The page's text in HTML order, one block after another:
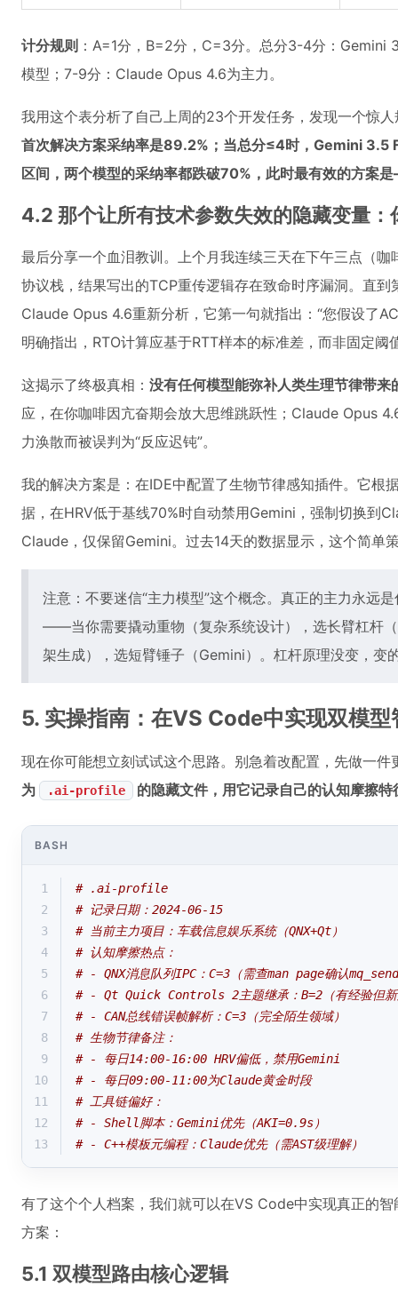
计分规则 ：A=1分，B=2分，C=3分。总分3-4分：Gemini
模型；7-9分：Claude Opus 4.6为主力。
我用这个表分析了自己上周的23个开发任务，发现一个惊人
首次解决方案采纳率是89.2%；当总分≤4时，Gemini
区间，两个模型的采纳率都跌破70%，此时最有效的方案
4.2 那个让所有技术参数失效的隐藏变量：
最后分享一个血泪教训。上个月我连续三天在下午三点（
协议栈，结果写出的TCP重传逻辑存在致命时序漏洞。直
Claude Opus 4.6重新分析，它第一句就指出：“您假设了
明确指出，RTO计算应基于RTT样本的标准差，而非固定阈
这揭示了终极真相： 没有任何模型能弥补人类生理节律带来
应，在你咖啡因亢奋期会放大思维跳跃性；Claude Opus
力涣散而被误判为“反应迟钝”。
我的解决方案是：在IDE中配置了生物节律感知插件。它根
据，在HRV低于基线70%时自动禁用Gemini，强制切换到
Claude，仅保留Gemini。过去14天的数据显示，这个简单
注意：不要迷信“主力模型”这个概念。真正的主力永远
——当你需要撬动重物（复杂系统设计），选长臂杠杆
架生成），选短臂锤子（Gemini）。杠杆原理没变，变
5. 实操指南：在VS Code中实现双模型
现在你可能想立刻试试这个思路。别急着改配置，先做一件
为
.ai-profile 的隐藏文件，用它记录自己的认知摩擦特
BASH
1
# .ai-profile
2
# 记录日期：2024-06-15
3
# 当前主力项目：车载信息娱乐系统（QNX+Qt）
4
# 认知摩擦热点：
5
# - QNX消息队列IPC：C=3（需查man page确认
6
# - Qt Quick Controls 2主题继承：B=2（有经验但新
7
# - CAN总线错误帧解析：C=3（完全陌生领域）
8
# 生物节律备注：
9
# - 每日14:00-16:00 HRV偏低，禁用Gemini
10
# - 每日09:00-11:00为Claude黄金时段
11
# 工具链偏好：
12
# - Shell脚本：Gemini优先（AKI=0.9s）
13
# - C++模板元编程：Claude优先（需AST级理解）
有了这个个人档案，我们就可以在VS Code中实现真正的
方案：
5.1 双模型路由核心逻辑